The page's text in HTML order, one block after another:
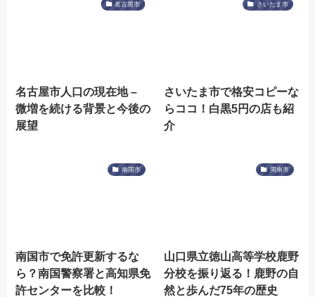
名古屋市
名古屋市人口の現在地 –
微増を続ける背景と今後の
展望
さいたま市
さいたま市で格安コピーな
らココ！白黒5円の店も紹
介
南国市
南国市で免許更新するな
ら？南国警察署と高知県免
許センターを比較！
周南市
山口県立徳山高等学校鹿野
分校を振り返る！鹿野の自
然と歩んだ75年の歴史